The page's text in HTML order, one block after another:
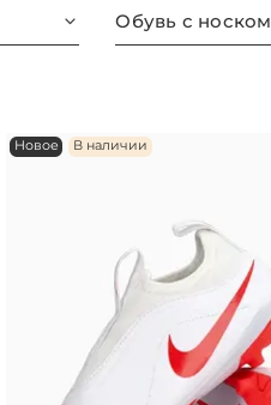
Обувь с носком
Новое В наличии